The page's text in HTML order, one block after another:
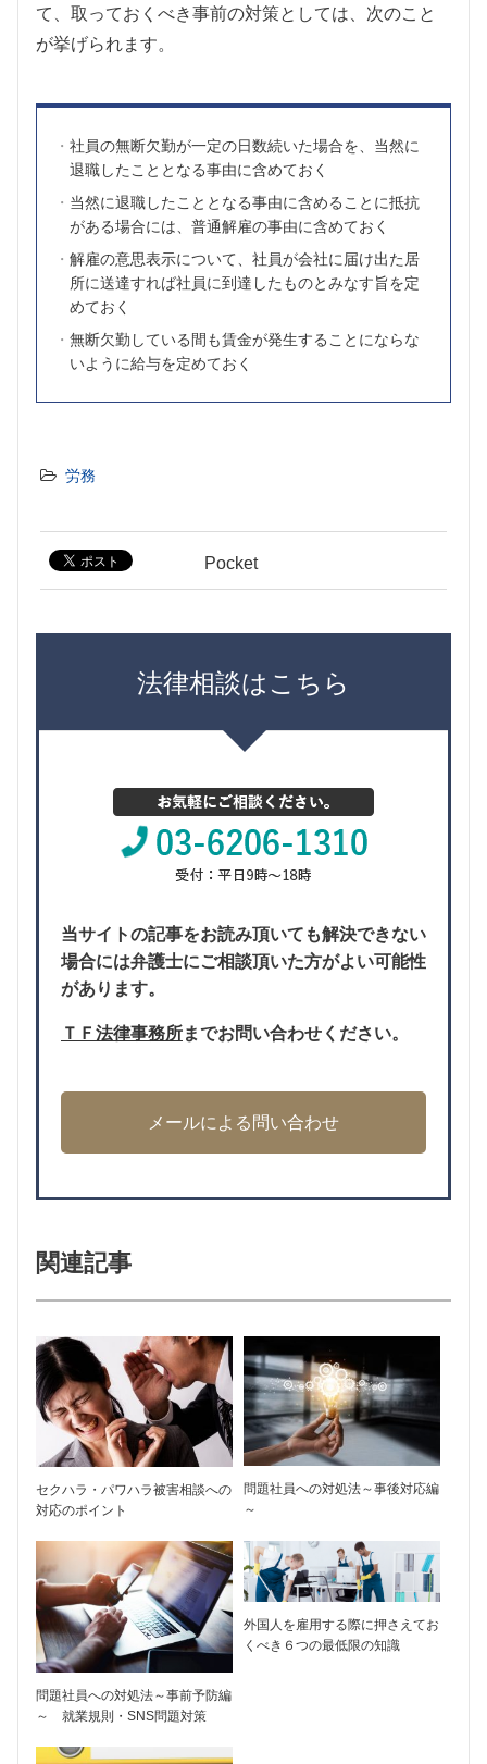
て、取っておくべき事前の対策としては、次のこと
が挙げられます。
社員の無断欠勤が一定の日数続いた場合を、当然に
退職したこととなる事由に含めておく
当然に退職したこととなる事由に含めることに抵抗
がある場合には、普通解雇の事由に含めておく
解雇の意思表示について、社員が会社に届け出た居
所に送達すれば社員に到達したものとみなす旨を定
めておく
無断欠勤している間も賃金が発生することにならな
いように給与を定めておく
労務
Pocket
法律相談はこちら
当サイトの記事をお読み頂いても解決できない
場合には弁護士にご相談頂いた方がよい可能性
があります。
ＴＦ法律事務所までお問い合わせください。
メールによる問い合わせ
関連記事
セクハラ・パワハラ被害相談への
対応のポイント
問題社員への対処法～事後対応編
～
問題社員への対処法～事前予防編
～ 就業規則・SNS問題対策
外国人を雇用する際に押さえてお
くべき６つの最低限の知識